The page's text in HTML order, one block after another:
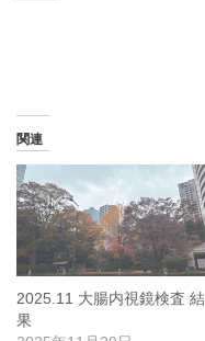
関連
2025.11 大腸内視鏡検査 結
果